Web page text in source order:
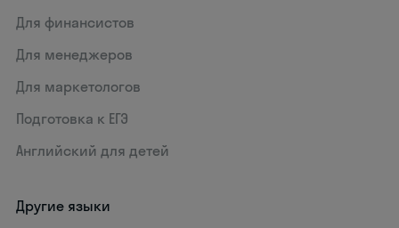
Для финансистов
Для менеджеров
Для маркетологов
Подготовка к ЕГЭ
Английский для детей
Другие языки